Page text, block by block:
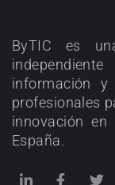
ByTIC es
información
profesionales
innovación en
España.